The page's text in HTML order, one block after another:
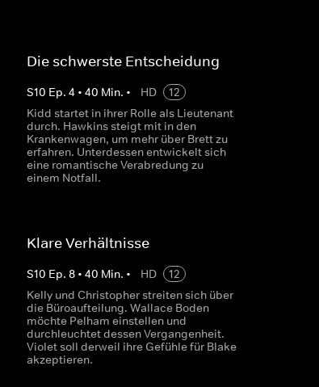
Die schwerste Entscheidung
S10 Ep. 4 • 40 Min. • HD
12
Kidd startet in ihrer Rolle als Lieutenant
durch. Hawkins steigt mit in den
Krankenwagen, um mehr über Brett zu
erfahren. Unterdessen entwickelt sich
eine romantische Verabredung zu
einem Notfall.
Klare Verhältnisse
S10 Ep. 8• 40 Min. • HD
12
Kelly und Christopher streiten sich über
die Büroaufteilung. Wallace Boden
möchte Pelham einstellen und
durchleuchtet dessen Vergangenheit.
Violet soll derweil ihre Gefühle für Blake
akzeptieren.